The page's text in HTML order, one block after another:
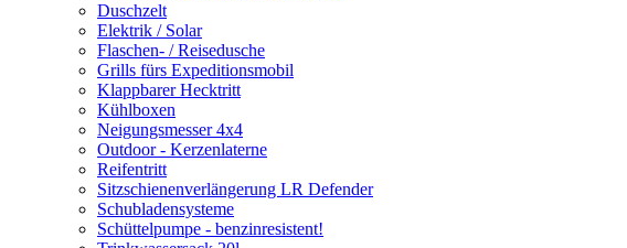
Duschzelt
Elektrik / Solar
Flaschen- / Reisedusche
Grills fürs Expeditionsmobil
Klappbarer Hecktritt
Kühlboxen
Neigungsmesser 4x4
Outdoor - Kerzenlaterne
Reifentritt
Sitzschienenverlängerung LR Defender
Schubladensysteme
Schüttelpumpe - benzinresistent!